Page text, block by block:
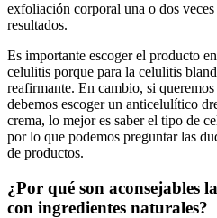
exfoliación corporal una o dos
resultados.
Es importante escoger el producto
celulitis porque para la celulitis
reafirmante. En cambio, si
debemos escoger un anticelulítico
crema, lo mejor es saber el tipo de
por lo que podemos preguntar las
de productos.
¿Por qué son aconsejables
con ingredientes naturales?